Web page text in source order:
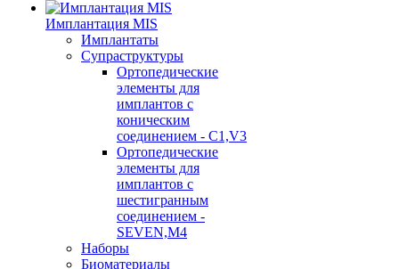
Имплантация MIS
Имплантаты
Супраструктуры
Ортопедические
элементы для
имплантов с
коническим
соединением - C1,V3
Ортопедические
элементы для
имплантов с
шестигранным
соединением -
SEVEN,M4
Наборы
Биоматериалы